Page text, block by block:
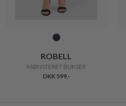
ROBELL
MØNSTERET BUKSER
DKK 599,-